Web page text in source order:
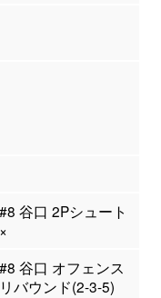
#8 谷口 2Pシュート
×
#8 谷口 オフェンス
リバウンド(2-3-5)